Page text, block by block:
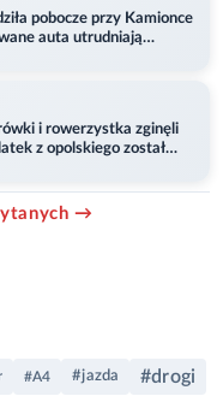
pobocze przy Kamionce
auta utrudniają
i rowerzystka zginęli
z opolskiego został
→
#A4 #jazda
#drogi